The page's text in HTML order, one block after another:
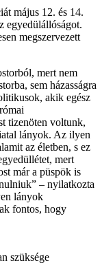
május 12. és 14.
egyedülállóságot.
megszervezett
mert nem
sem házasságra
akik egész
tizenöten voltunk,
lányok. Az ilyen
az életben, s ez
mert
már a püspök is
– nyilatkozta
lányok
fontos, hogy
szüksége